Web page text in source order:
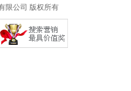
限公司 版权所有